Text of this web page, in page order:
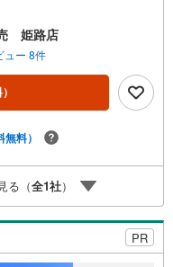
全居室に収納があるので荷
2階にトイレがあるので混
室は主寝室にぴったりです
分・東中学校まで徒歩約16
扱い方のプロ、ファイナン
サポート！2.買い替えなど
なるように審査が可能！
提案！5.定期的にご連絡を
いたします弊社は専門家
より多くの知見がございま
！
姫路店
ュー 8件
無料）
る（全1社）
PR